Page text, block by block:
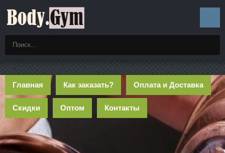
Главная Как заказать? Оплата и Доставка
Скидки Оптом Контакты